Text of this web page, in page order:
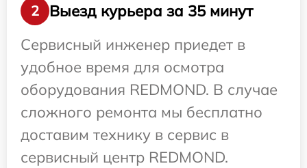
2
Выезд курьера за 35 минут
Сервисный инженер приедет в
удобное время для осмотра
оборудования REDMOND. В случае
сложного ремонта мы бесплатно
доставим технику в сервис в
сервисный центр REDMOND.